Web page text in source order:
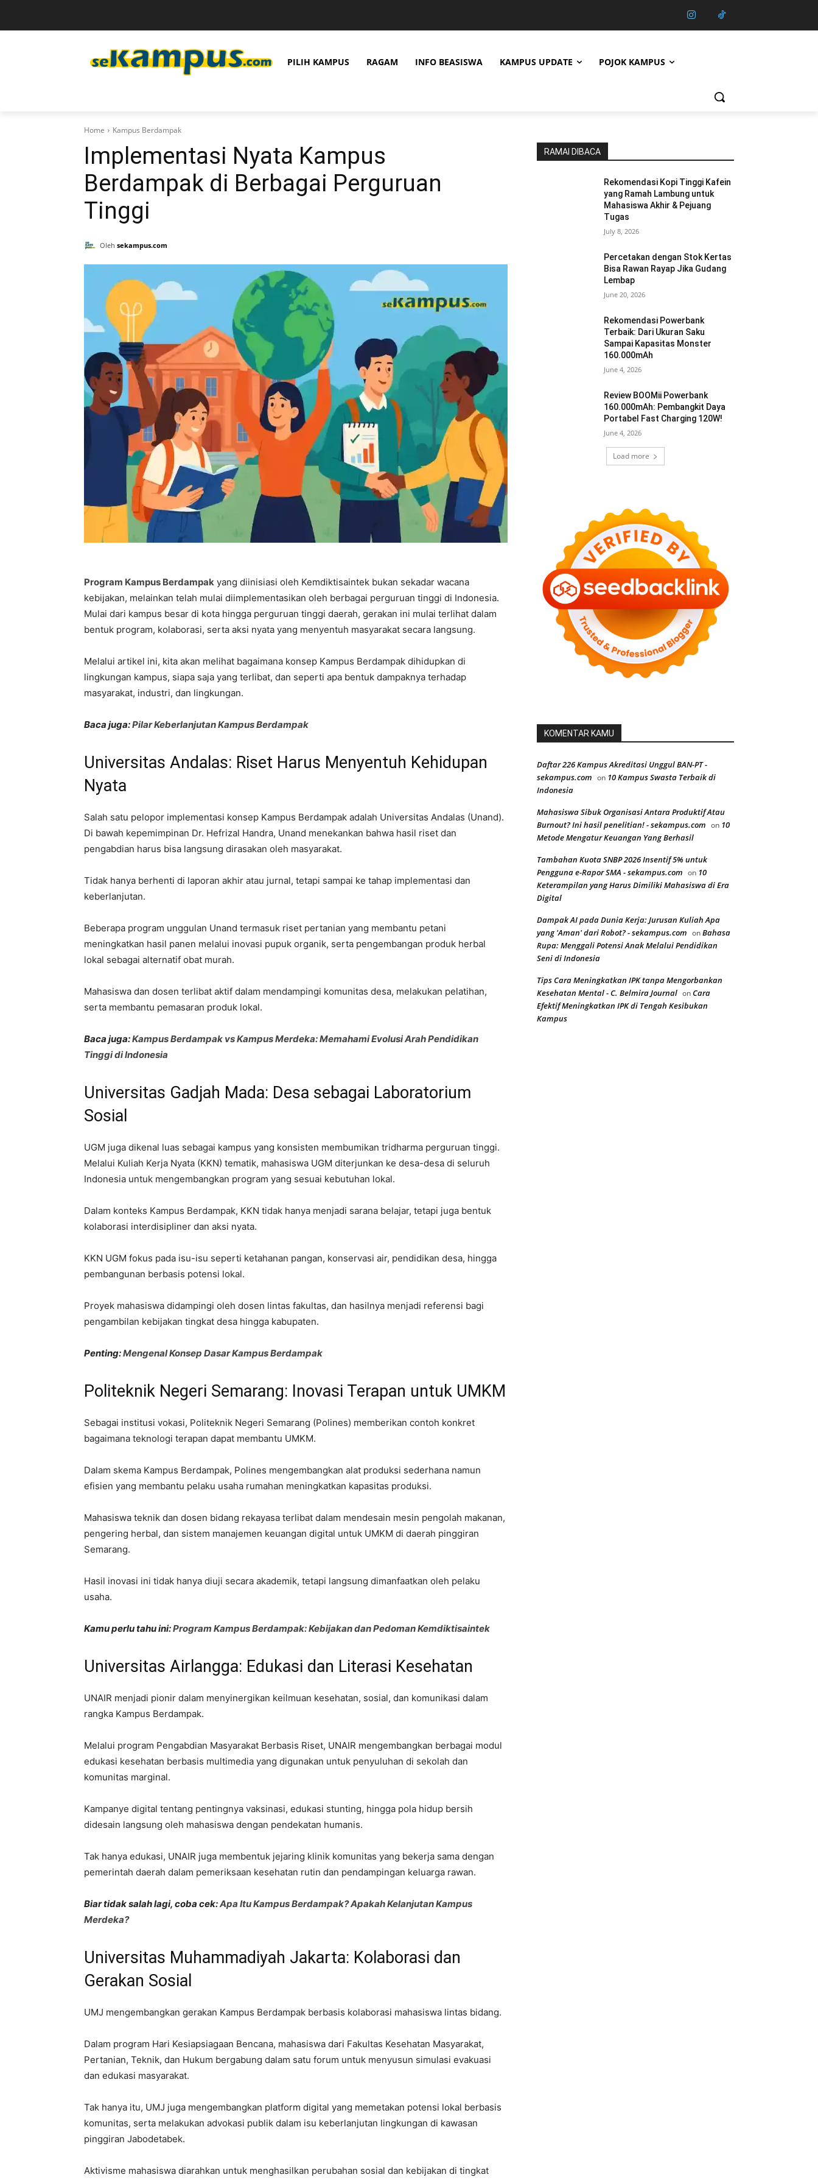
PILIH KAMPUS RAGAM INFO BEASISWA KAMPUS UPDATE POJOK KAMPUS
Home Kampus Berdampak
Implementasi Nyata Kampus
Berdampak di Berbagai Perguruan
Tinggi
Oleh sekampus.com
Program Kampus Berdampak yang diinisiasi oleh Kemdiktisaintek bukan sekadar wacana
kebijakan, melainkan telah mulai diimplementasikan oleh berbagai perguruan tinggi di Indonesia.
Mulai dari kampus besar di kota hingga perguruan tinggi daerah, gerakan ini mulai terlihat dalam
bentuk program, kolaborasi, serta aksi nyata yang menyentuh masyarakat secara langsung.
Melalui artikel ini, kita akan melihat bagaimana konsep Kampus Berdampak dihidupkan di
lingkungan kampus, siapa saja yang terlibat, dan seperti apa bentuk dampaknya terhadap
masyarakat, industri, dan lingkungan.
Baca juga:Pilar Keberlanjutan Kampus Berdampak
Universitas Andalas: Riset Harus Menyentuh Kehidupan
Nyata
Salah satu pelopor implementasi konsep Kampus Berdampak adalah Universitas Andalas (Unand).
Di bawah kepemimpinan Dr. Hefrizal Handra, Unand menekankan bahwa hasil riset dan
pengabdian harus bisa langsung dirasakan oleh masyarakat.
Tidak hanya berhenti di laporan akhir atau jurnal, tetapi sampai ke tahap implementasi dan
keberlanjutan.
Beberapa program unggulan Unand termasuk riset pertanian yang membantu petani
meningkatkan hasil panen melalui inovasi pupuk organik, serta pengembangan produk herbal
lokal sebagai alternatif obat murah.
Mahasiswa dan dosen terlibat aktif dalam mendampingi komunitas desa, melakukan pelatihan,
serta membantu pemasaran produk lokal.
Baca juga:Kampus Berdampak vs Kampus Merdeka: Memahami Evolusi Arah Pendidikan
Tinggi di Indonesia
Universitas Gadjah Mada: Desa sebagai Laboratorium
Sosial
UGM juga dikenal luas sebagai kampus yang konsisten membumikan tridharma perguruan tinggi.
Melalui Kuliah Kerja Nyata (KKN) tematik, mahasiswa UGM diterjunkan ke desa-desa di seluruh
Indonesia untuk mengembangkan program yang sesuai kebutuhan lokal.
Dalam konteks Kampus Berdampak, KKN tidak hanya menjadi sarana belajar, tetapi juga bentuk
kolaborasi interdisipliner dan aksi nyata.
KKN UGM fokus pada isu-isu seperti ketahanan pangan, konservasi air, pendidikan desa, hingga
pembangunan berbasis potensi lokal.
Proyek mahasiswa didampingi oleh dosen lintas fakultas, dan hasilnya menjadi referensi bagi
pengambilan kebijakan tingkat desa hingga kabupaten.
Penting:Mengenal Konsep Dasar Kampus Berdampak
Politeknik Negeri Semarang: Inovasi Terapan untuk UMKM
Sebagai institusi vokasi, Politeknik Negeri Semarang (Polines) memberikan contoh konkret
bagaimana teknologi terapan dapat membantu UMKM.
Dalam skema Kampus Berdampak, Polines mengembangkan alat produksi sederhana namun
efisien yang membantu pelaku usaha rumahan meningkatkan kapasitas produksi.
Mahasiswa teknik dan dosen bidang rekayasa terlibat dalam mendesain mesin pengolah makanan,
pengering herbal, dan sistem manajemen keuangan digital untuk UMKM di daerah pinggiran
Semarang.
Hasil inovasi ini tidak hanya diuji secara akademik, tetapi langsung dimanfaatkan oleh pelaku
usaha.
Kamu perlu tahu ini:Program Kampus Berdampak: Kebijakan dan Pedoman Kemdiktisaintek
Universitas Airlangga: Edukasi dan Literasi Kesehatan
UNAIR menjadi pionir dalam menyinergikan keilmuan kesehatan, sosial, dan komunikasi dalam
rangka Kampus Berdampak.
Melalui program Pengabdian Masyarakat Berbasis Riset, UNAIR mengembangkan berbagai modul
edukasi kesehatan berbasis multimedia yang digunakan untuk penyuluhan di sekolah dan
komunitas marginal.
Kampanye digital tentang pentingnya vaksinasi, edukasi stunting, hingga pola hidup bersih
didesain langsung oleh mahasiswa dengan pendekatan humanis.
Tak hanya edukasi, UNAIR juga membentuk jejaring klinik komunitas yang bekerja sama dengan
pemerintah daerah dalam pemeriksaan kesehatan rutin dan pendampingan keluarga rawan.
Biar tidak salah lagi, coba cek:Apa Itu Kampus Berdampak? Apakah Kelanjutan Kampus
Merdeka?
Universitas Muhammadiyah Jakarta: Kolaborasi dan
Gerakan Sosial
UMJ mengembangkan gerakan Kampus Berdampak berbasis kolaborasi mahasiswa lintas bidang.
Dalam program Hari Kesiapsiagaan Bencana, mahasiswa dari Fakultas Kesehatan Masyarakat,
Pertanian, Teknik, dan Hukum bergabung dalam satu forum untuk menyusun simulasi evakuasi
dan edukasi masyarakat.
Tak hanya itu, UMJ juga mengembangkan platform digital yang memetakan potensi lokal berbasis
komunitas, serta melakukan advokasi publik dalam isu keberlanjutan lingkungan di kawasan
pinggiran Jabodetabek.
Aktivisme mahasiswa diarahkan untuk menghasilkan perubahan sosial dan kebijakan di tingkat
RAMAI DIBACA
Rekomendasi Kopi Tinggi Kafein
yang Ramah Lambung untuk
Mahasiswa Akhir & Pejuang
Tugas
July 8, 2026
Percetakan dengan Stok Kertas
Bisa Rawan Rayap Jika Gudang
Lembap
June 20, 2026
Rekomendasi Powerbank
Terbaik: Dari Ukuran Saku
Sampai Kapasitas Monster
160.000mAh
June 4, 2026
Review BOOMii Powerbank
160.000mAh: Pembangkit Daya
Portabel Fast Charging 120W!
June 4, 2026
Load more
KOMENTAR KAMU
Daftar 226 Kampus Akreditasi Unggul BAN-PT -
sekampus.com on 10 Kampus Swasta Terbaik di
Indonesia
Mahasiswa Sibuk Organisasi Antara Produktif Atau
Burnout? Ini hasil penelitian! - sekampus.com on 10
Metode Mengatur Keuangan Yang Berhasil
Tambahan Kuota SNBP 2026 Insentif 5% untuk
Pengguna e-Rapor SMA - sekampus.com on 10
Keterampilan yang Harus Dimiliki Mahasiswa di Era
Digital
Dampak AI pada Dunia Kerja: Jurusan Kuliah Apa
yang 'Aman' dari Robot? - sekampus.com onBahasa
Rupa: Menggali Potensi Anak Melalui Pendidikan
Seni di Indonesia
Tips Cara Meningkatkan IPK tanpa Mengorbankan
Kesehatan Mental - C. Belmira Journal onCara
Efektif Meningkatkan IPK di Tengah Kesibukan
Kampus